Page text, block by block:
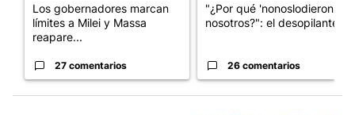
Los gobernadores marcan
límites a Milei y Massa
reapare...
27 comentarios
"¿Por qué 'nonoslodieron' a
nosotros?": el desopilante ...
26 comentarios